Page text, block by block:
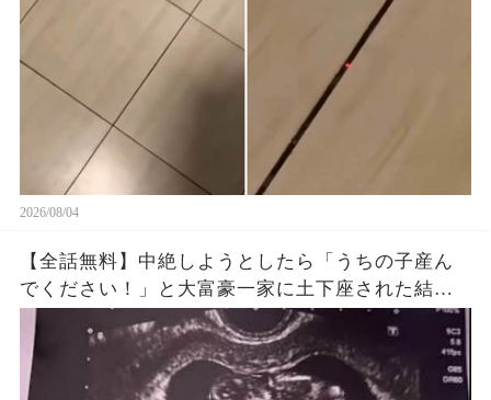
2026/08/04
【全話無料】中絶しようとしたら「うちの子産ん
でください！」と大富豪一家に土下座された結
果…🤣